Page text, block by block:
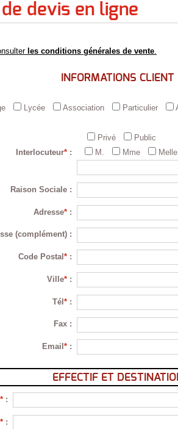
devis en ligne
les conditions générales de vente.
INFORMATIONS CLIENT
Lycée Association Particulier
Privé
Public
Interlocuteur* : M. Mme Melle
Raison Sociale :
Adresse* :
(complément) :
Code Postal * :
Ville* :
Tél* :
Fax :
Email * :
EFFECTIF ET
* :
* :